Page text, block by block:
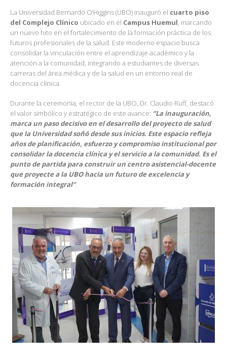
La Universidad Bernardo O’Higgins (UBO) inauguró el cuarto piso
del Complejo Clínico ubicado en el Campus Huemul, marcando
un nuevo hito en el fortalecimiento de la formación práctica de los
futuros profesionales de la salud. Este moderno espacio busca
consolidar la vinculación entre el aprendizaje académico y la
atención a la comunidad, integrando a estudiantes de diversas
carreras del área médica y de la salud en un entorno real de
docencia clínica.
Durante la ceremonia, el rector de la UBO, Dr. Claudio Ruff, destacó
el valor simbólico y estratégico de este avance: “La inauguración,
marca un paso decisivo en el desarrollo del proyecto de salud
que la Universidad soñó desde sus inicios. Este espacio refleja
años de planificación, esfuerzo y compromiso institucional por
consolidar la docencia clínica y el servicio a la comunidad. Es el
punto de partida para construir un centro asistencial-docente
que proyecte a la UBO hacia un futuro de excelencia y
formación integral”.